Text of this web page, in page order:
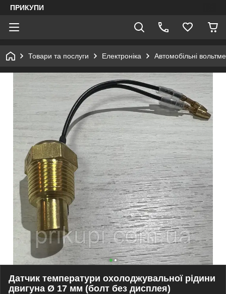
ПРИКУПИ
Товари та послуги Електроніка Автомобільні
Датчик температури охолоджувальної рідини
двигуна Ø 17 мм (болт без дисплея)